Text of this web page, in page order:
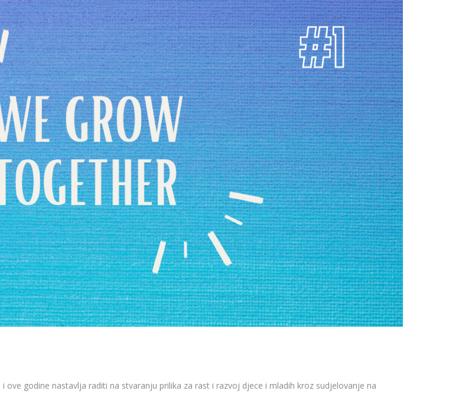
i ove godine nastavlja raditi na stvaranju prilika za rast i razvoj djece i mladih kroz sudjelovanje na